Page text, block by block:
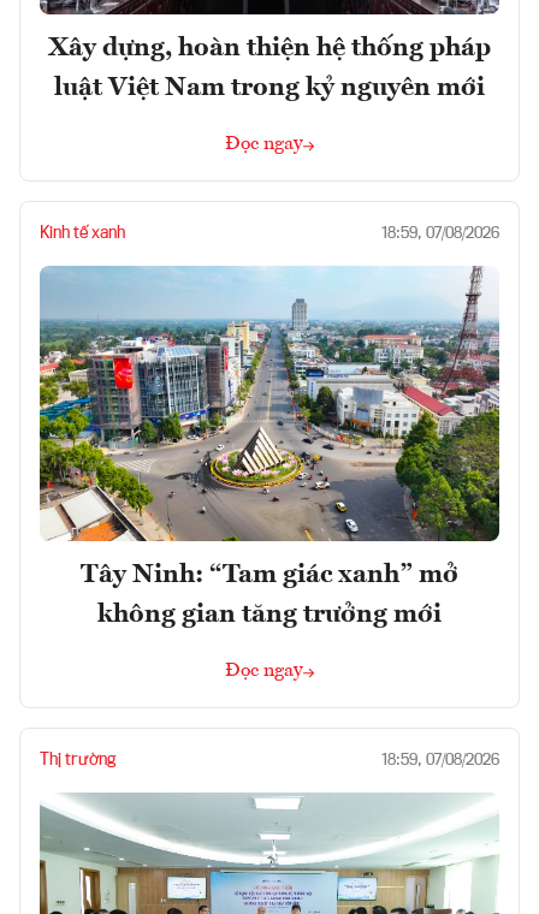
Xây dựng, hoàn thiện hệ thống pháp
luật Việt Nam trong kỷ nguyên mới
Đọc ngay
Kinh tế xanh 18:59, 07/08/2026
Tây Ninh: “Tam giác xanh” mở
không gian tăng trưởng mới
Đọc ngay
Thị trường 18:59, 07/08/2026